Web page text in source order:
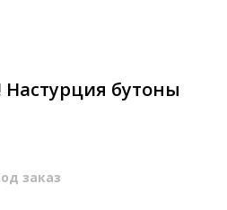
бутоны